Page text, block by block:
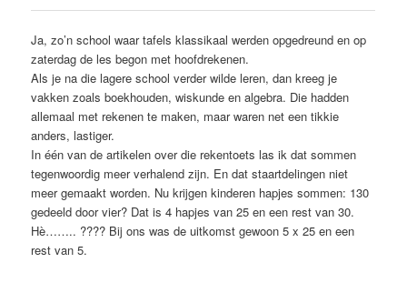
Ja, zo’n school waar tafels klassikaal werden opgedreund en op
zaterdag de les begon met hoofdrekenen.
Als je na die lagere school verder wilde leren, dan kreeg je
vakken zoals boekhouden, wiskunde en algebra. Die hadden
allemaal met rekenen te maken, maar waren net een tikkie
anders, lastiger.
In één van de artikelen over die rekentoets las ik dat sommen
tegenwoordig meer verhalend zijn. En dat staartdelingen niet
meer gemaakt worden. Nu krijgen kinderen hapjes sommen: 130
gedeeld door vier? Dat is 4 hapjes van 25 en een rest van 30.
Hè…….. ???? Bij ons was de uitkomst gewoon 5 x 25 en een
rest van 5.